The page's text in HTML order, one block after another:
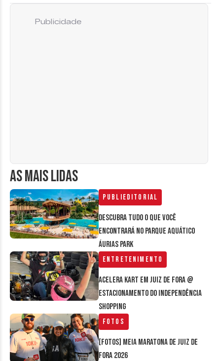
AS MAIS LIDAS
Publieditorial
Descubra tudo o que você
encontrará no parque aquático
Áurias Park
Entretenimento
Acelera Kart em Juiz de Fora @
estacionamento do Independência
Shopping
Fotos
[FOTOS] Meia Maratona de Juiz de
Fora 2026
Publicidade